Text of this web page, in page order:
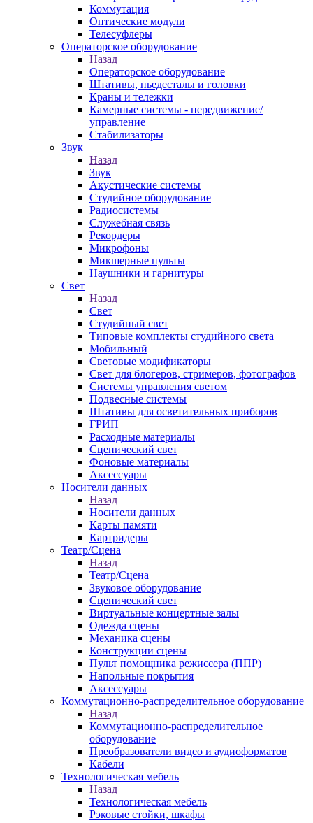
Коммутация
Оптические модули
Телесуфлеры
Операторское оборудование
Назад
Операторское оборудование
Штативы, пьедесталы и головки
Краны и тележки
Камерные системы - передвижение/
управление
Стабилизаторы
Звук
Назад
Звук
Акустические системы
Студийное оборудование
Радиосистемы
Служебная связь
Рекордеры
Микрофоны
Микшерные пульты
Наушники и гарнитуры
Свет
Назад
Свет
Студийный свет
Типовые комплекты студийного света
Мобильный
Световые модификаторы
Свет для блогеров, стримеров, фотографов
Системы управления светом
Подвесные системы
Штативы для осветительных приборов
ГРИП
Расходные материалы
Сценический свет
Фоновые материалы
Аксессуары
Носители данных
Назад
Носители данных
Карты памяти
Картридеры
Театр/Сцена
Назад
Театр/Сцена
Звуковое оборудование
Сценический свет
Виртуальные концертные залы
Одежда сцены
Механика сцены
Конструкции сцены
Пульт помощника режиссера (ППР)
Напольные покрытия
Аксессуары
Коммутационно-распределительное оборудование
Назад
Коммутационно-распределительное
оборудование
Преобразователи видео и аудиоформатов
Кабели
Технологическая мебель
Назад
Технологическая мебель
Рэковые стойки, шкафы